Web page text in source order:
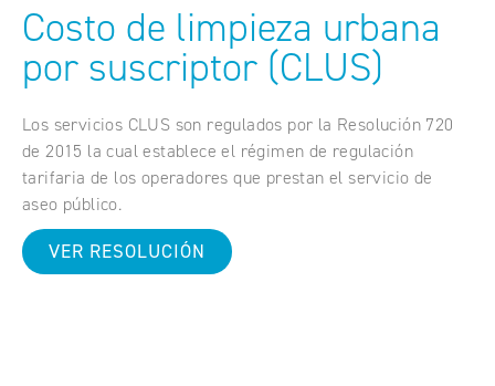
Costo de limpieza urbana
por suscriptor (CLUS)
Los servicios CLUS son regulados por la Resolución 720
de 2015 la cual establece el régimen de regulación
tarifaria de los operadores que prestan el servicio de
aseo público.
VER RESOLUCIÓN